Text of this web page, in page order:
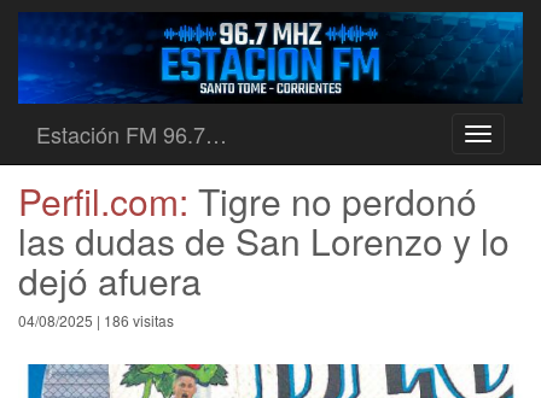
Toggle
Estación FM 96.7…
Perfil.com: Tigre no perdonó
las dudas de San Lorenzo y lo
dejó afuera
04/08/2025 | 186 visitas